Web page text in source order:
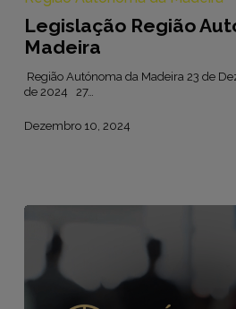
Legislação Região
Madeira
Região Autónoma da Madeira 23 de
de 2024 27…
Dezembro 10, 2024